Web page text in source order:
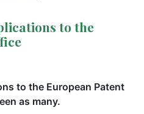
to the
to the European Patent
as many.